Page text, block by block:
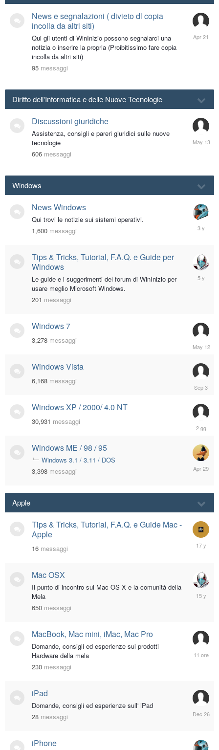
News e segnalazioni ( divieto dl copia
incolla da altri siti)
Qui gli utenti di WinInizio possono segnalarci una
notizia o inserire la propria (Proibitissimo fare copia
incolla da altri siti)
95 messaggi
April
21
Diritto dell'Informatica e delle Nuove Tecnologie
Discussioni giuridiche
Assistenza, consigli e pareri giuridici sulle nuove
tecnologie
606 messaggi
May
13
Windows
News Windows
Qui trovi le notizie sui sistemi operativi.
1,600 messaggi
21,
Tips & Tricks, Tutorial, F.A.Q. e Guide per
Windows
Le guide e i suggerimenti del forum di WinInizio per
usare meglio Microsoft Windows.
201 messaggi
14,
Windows 7
3,278 messaggi
May
12
Windows Vista
6,168 messaggi
3,
Windows XP / 2000/ 4.0 NT
30,931 messaggi
Thursday
alle
PM
Windows ME / 98 / 95
Windows 3.1 / 3.11 / DOS
3,398 messaggi
April
29
Apple
Tips & Tricks, Tutorial, F.A.Q. e Guide Mac -
Apple
16 messaggi
February
18,
Mac OSX
Il punto di incontro sul Mac OS X e la comunità della
Mela
650 messaggi
27,
MacBook, Mac mini, iMac, Mac Pro
Domande, consigli ed esperienze sui prodotti
Hardware della mela
230 messaggi
11
ore
iPad
Domande, consigli ed esperienze sull' iPad
28 messaggi
26,
iPhone